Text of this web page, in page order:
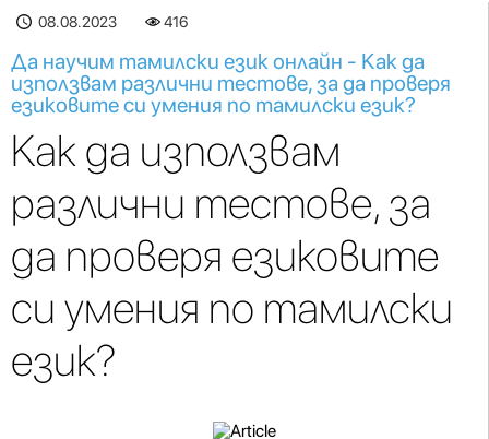
08.08.2023 416
Да научим тамилски език онлайн - Как да
използвам различни тестове, за да проверя
езиковите си умения по тамилски език?
Как да използвам
различни тестове, за
да проверя езиковите
си умения по тамилски
език?